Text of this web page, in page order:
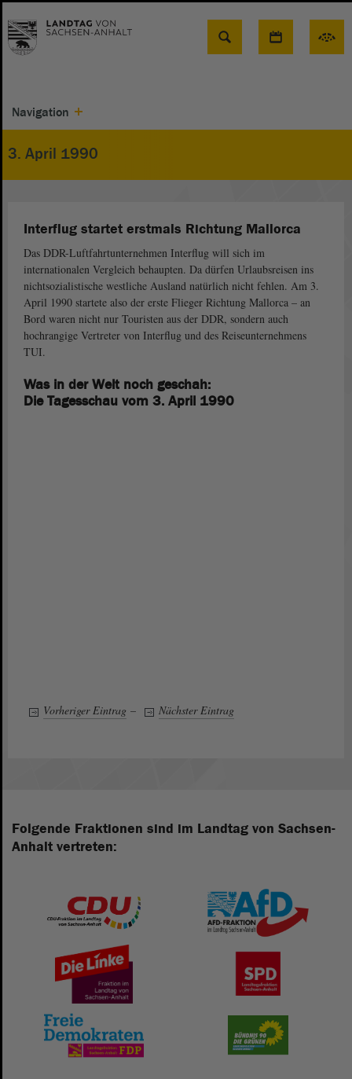
Suche
Navigation
3. April 1990
Interflug startet erstmals Richtung Mallorca
Das DDR-Luftfahrtunternehmen Interflug will sich im
internationalen Vergleich behaupten. Da dürfen Urlaubsreisen ins
nichtsozialistische westliche Ausland natürlich nicht fehlen. Am 3.
April 1990 startete also der erste Flieger Richtung Mallorca – an
Bord waren nicht nur Touristen aus der DDR, sondern auch
hochrangige Vertreter von Interflug und des Reiseunternehmens
TUI.
Was in der Welt noch geschah:
Die Tagesschau vom 3. April 1990
Vorheriger Eintrag – Nächster Eintrag
Folgende Fraktionen sind im Landtag von Sachsen-
Anhalt vertreten: